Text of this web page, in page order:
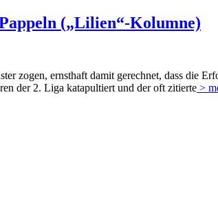
(„Lilien“-Kolumne)
zogen, ernsthaft damit gerechnet, dass die
der 2. Liga katapultiert und der oft zitierte >